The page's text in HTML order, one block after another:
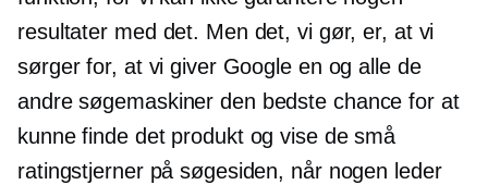
resultater med det. Men det, vi gør, er, at vi
sørger for, at vi giver Google en og alle de
andre søgemaskiner den bedste chance for at
kunne finde det produkt og vise de små
ratingstjerner på søgesiden, når nogen leder